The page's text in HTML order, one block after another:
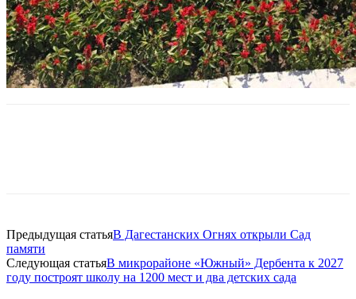
Предыдущая статьяВ Дагестанских Огнях открыли Сад
памяти
Следующая статьяВ микрорайоне «Южный» Дербента к 2027
году построят школу на 1200 мест и два детских сада